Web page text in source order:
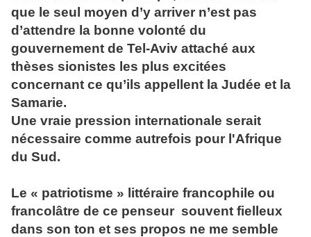
que le seul moyen d’y arriver n’est pas
d’attendre la bonne volonté du
gouvernement de Tel-Aviv attaché aux
thèses sionistes les plus excitées
concernant ce qu’ils appellent la Judée et la
Samarie.
Une vraie pression internationale serait
nécessaire comme autrefois pour l'Afrique
du Sud.
Le « patriotisme » littéraire francophile ou
francolâtre de ce penseur souvent fielleux
dans son ton et ses propos ne me semble